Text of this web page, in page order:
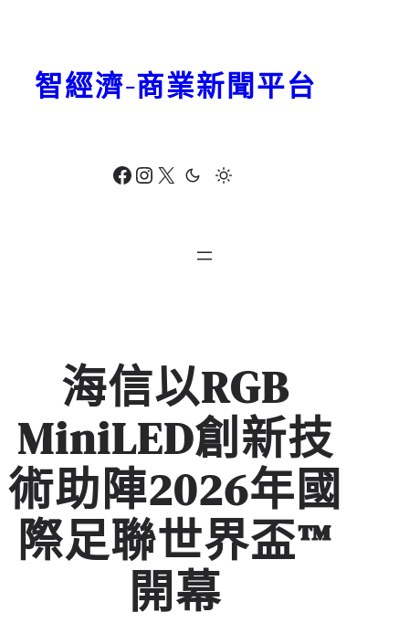
Facebook Instagram X
智經濟-商業新聞平台
海信以RGB
MiniLED創新技
術助陣2026年國
際足聯世界盃™
開幕